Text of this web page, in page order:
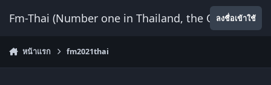
Fm-Thai (Number one in Thailand, the Onlyลงชื่อเข้าใช้
หน้าแรก fm2021thai